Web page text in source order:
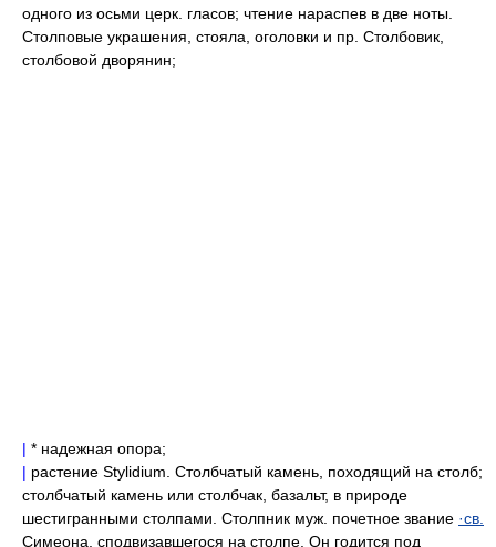
одного из осьми церк. гласов; чтение нараспев в две ноты.
Столповые украшения, стояла, оголовки и пр. Столбовик,
столбовой дворянин;
| * надежная опора;
| растение Stylidium. Столбчатый камень, походящий на столб;
столбчатый камень или столбчак, базальт, в природе
шестигранными столпами. Столпник муж. почетное звание ·св.
Симеона, сподвизавшегося на столпе. Он годится под